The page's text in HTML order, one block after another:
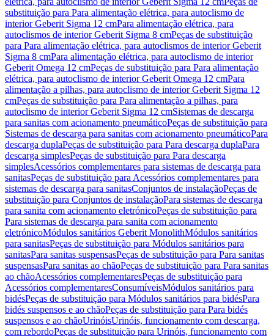
substituição para Para alimentação elétrica, para autoclismo de
interior Geberit Sigma 12 cmPara alimentação elétrica, para
autoclismos de interior Geberit Sigma 8 cmPeças de substituição
para Para alimentação elétrica, para autoclismos de interior Geberit
Sigma 8 cmPara alimentação elétrica, para autoclismo de interior
Geberit Omega 12 cmPeças de substituição para Para alimentação
elétrica, para autoclismo de interior Geberit Omega 12 cmPara
alimentação a pilhas, para autoclismo de interior Geberit Sigma 12
cmPeças de substituição para Para alimentação a pilhas, para
autoclismo de interior Geberit Sigma 12 cmSistemas de descarga
para sanitas com acionamento pneumáticoPeças de substituição para
Sistemas de descarga para sanitas com acionamento pneumáticoPara
descarga duplaPeças de substituição para Para descarga duplaPara
descarga simplesPeças de substituição para Para descarga
simplesAcessórios complementares para sistemas de descarga para
sanitasPeças de substituição para Acessórios complementares para
sistemas de descarga para sanitasConjuntos de instalaçãoPeças de
substituição para Conjuntos de instalaçãoPara sistemas de descarga
para sanita com acionamento eletrónicoPeças de substituição para
Para sistemas de descarga para sanita com acionamento
eletrónicoMódulos sanitários Geberit MonolithMódulos sanitários
para sanitasPeças de substituição para Módulos sanitários para
sanitasPara sanitas suspensasPeças de substituição para Para sanitas
suspensasPara sanitas ao chãoPeças de substituição para Para sanitas
ao chãoAcessórios complementaresPeças de substituição para
Acessórios complementaresConsumíveisMódulos sanitários para
bidésPeças de substituição para Módulos sanitários para bidésPara
bidés suspensos e ao chãoPeças de substituição para Para bidés
suspensos e ao chãoUrinóisUrinóis, funcionamento com descarga,
com rebordoPeças de substituição para Urinóis, funcionamento com